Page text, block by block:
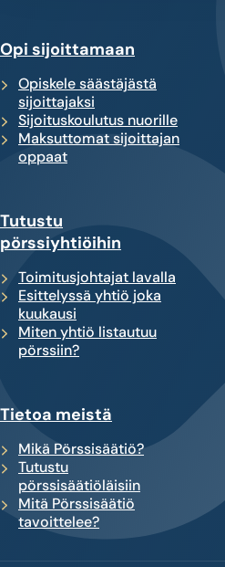
Opi sijoittamaan
Opiskele säästäjästä
sijoittajaksi
Sijoituskoulutus nuorille
Maksuttomat sijoittajan
oppaat
Tutustu
pörssiyhtiöihin
Toimitusjohtajat lavalla
Esittelyssä yhtiö joka
kuukausi
Miten yhtiö listautuu
pörssiin?
Tietoa meistä
Mikä Pörssisäätiö?
Tutustu
pörssisäätiöläisiin
Mitä Pörssisäätiö
tavoittelee?